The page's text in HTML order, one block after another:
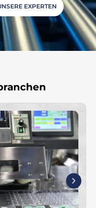
EXPERTEN